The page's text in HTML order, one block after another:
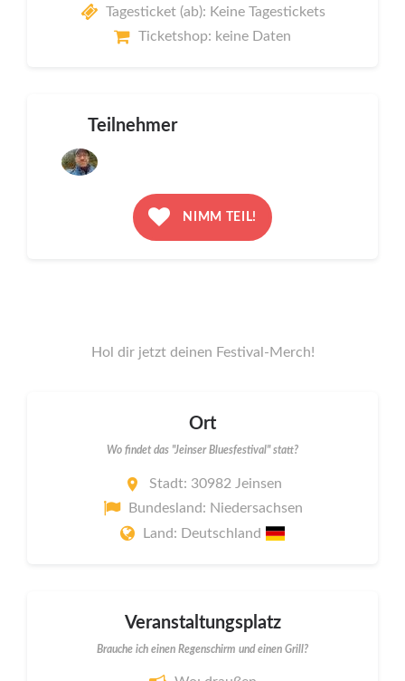
Tagesticket (ab): Keine Tagestickets
Ticketshop: keine Daten
Teilnehmer
NIMM TEIL!
Hol dir jetzt deinen Festival-Merch!
Ort
Wo findet das "Jeinser Bluesfestival" statt?
Stadt: 30982 Jeinsen
Bundesland: Niedersachsen
Land: Deutschland
Veranstaltungsplatz
Brauche ich einen Regenschirm und einen Grill?